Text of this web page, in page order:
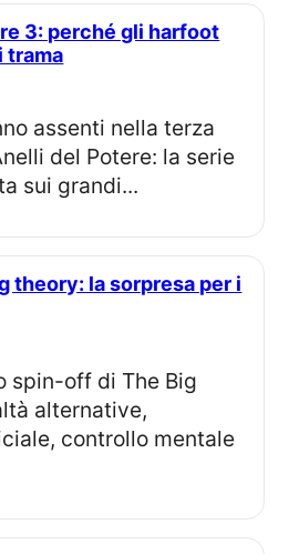
trama
del Potere: la serie
sui grandi...
alternative,
controllo mentale